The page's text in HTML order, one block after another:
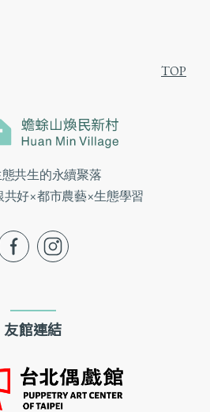
TOP
態共生的永續聚落
好×都市農藝×生態學習
ig
友館連結